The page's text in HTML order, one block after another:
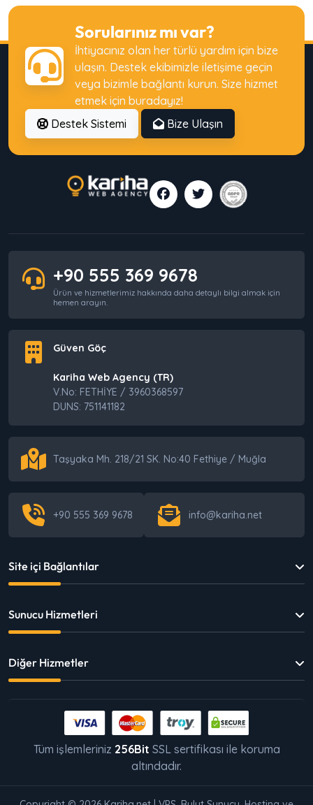
Sorularınız mı var?
İhtiyacınız olan her türlü yardım için bize
ulaşın. Destek ekibimizle iletişime geçin
veya bizimle bağlantı kurun. Size hizmet
etmek için buradayız!
Destek Sistemi
Bize Ulaşın
+90 555 369 9678
Ürün ve hizmetlerimiz hakkında daha detaylı bilgi almak için
hemen arayın.
Güven Göç
Kariha Web Agency (TR)
V.No: FETHİYE / 3960368597
DUNS: 751141182
Taşyaka Mh. 218/21 SK. No:40 Fethiye / Muğla
+90 555 369 9678 info@kariha.net
Site içi Bağlantılar
Sunucu Hizmetleri
Diğer Hizmetler
Tüm işlemleriniz 256Bit SSL sertifikası ile koruma
altındadır.